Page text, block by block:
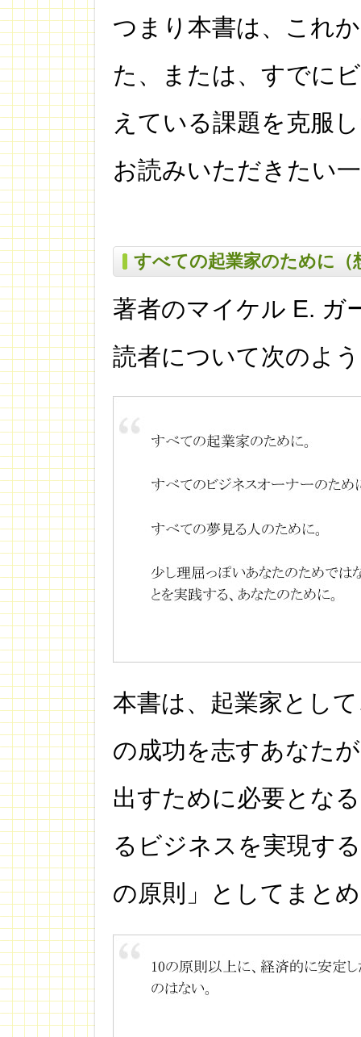
つまり本書は、これ
た、または、すでに
えている課題を克服
お読みいただきたい
すべての起業家のために（
著者のマイケル E. ガ
読者について次のよ
本書は、起業家とし
の成功を志すあなた
出すために必要とな
るビジネスを実現す
の原則」としてまと